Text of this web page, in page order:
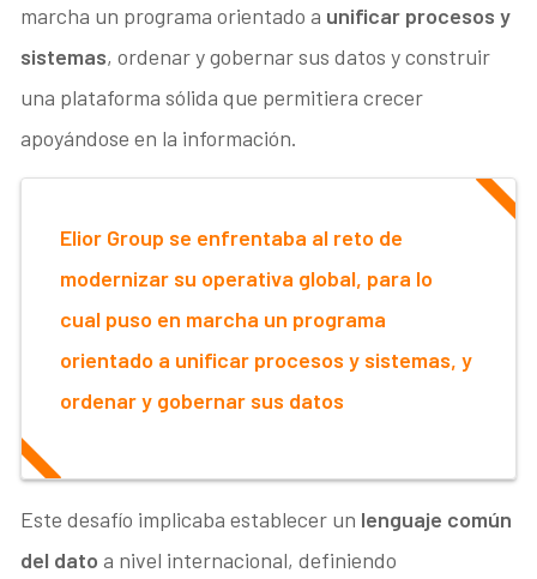
marcha un programa orientado a unificar procesos y
sistemas, ordenar y gobernar sus datos y construir
una plataforma sólida que permitiera crecer
apoyándose en la información.
Elior Group se enfrentaba al reto de
modernizar su operativa global, para lo
cual puso en marcha un programa
orientado a unificar procesos y sistemas, y
ordenar y gobernar sus datos
Este desafío implicaba establecer un lenguaje común
del dato a nivel internacional, definiendo